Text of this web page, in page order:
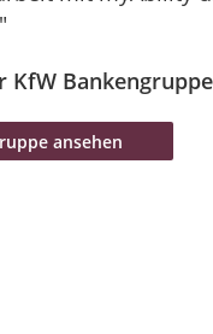
KfW Bankengruppe
ansehen